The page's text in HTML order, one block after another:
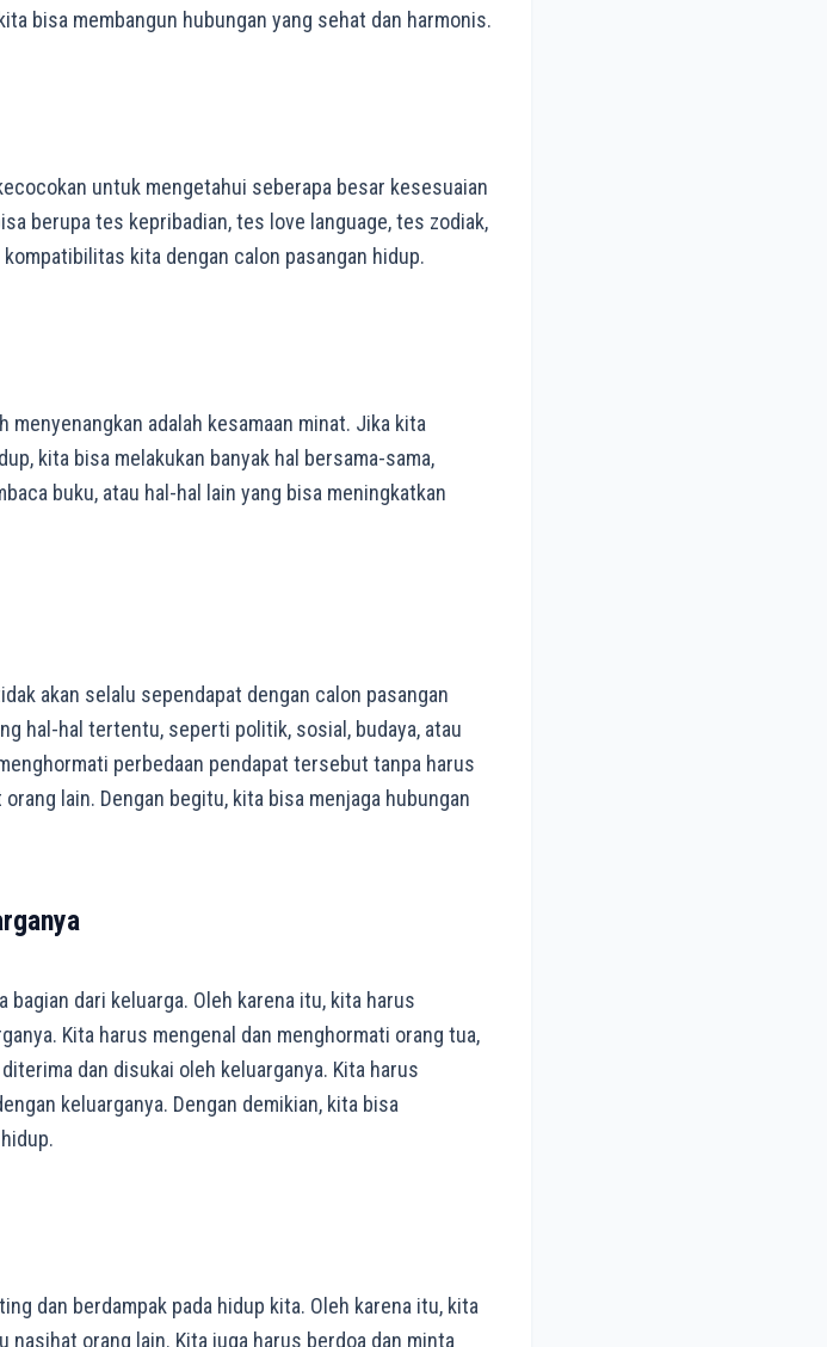
bisa membangun hubungan yang sehat dan harmonis.
untuk mengetahui seberapa besar kesesuaian
berupa tes kepribadian, tes love language, tes zodiak,
kita dengan calon pasangan hidup.
adalah kesamaan minat. Jika kita
kita bisa melakukan banyak hal bersama-sama,
buku, atau hal-hal lain yang bisa meningkatkan
akan selalu sependapat dengan calon pasangan
hal-hal tertentu, seperti politik, sosial, budaya, atau
perbedaan pendapat tersebut tanpa harus
lain. Dengan begitu, kita bisa menjaga hubungan
bagian dari keluarga. Oleh karena itu, kita harus
Kita harus mengenal dan menghormati orang tua,
dan disukai oleh keluarganya. Kita harus
keluarganya. Dengan demikian, kita bisa
dan berdampak pada hidup kita. Oleh karena itu, kita
nasihat orang lain. Kita juga harus berdoa dan minta